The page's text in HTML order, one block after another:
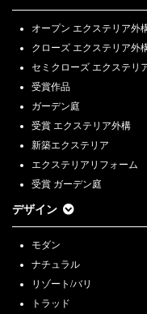
【近畿エリア限定】あなた
2024.1.8
【首都圏】ショールームに
2024.1.1
新年外構とお庭の相談会 1/
1/21（日）【首都圏】
2023.12.27
【2023-2024 】年末年始休業
2023.12.22
～1/20（土）【近畿エリア限
第10回JEG(住宅8社エクス
2023 受賞のご報告
オープン エクステリア外
クローズ エクステリア外
セミクローズ エクステリ
受賞作品
ガーデン庭
受賞 エクステリア外構
新築エクステリア
エクステリアリフォーム
受賞 ガーデン庭
デザイン
モダン
ナチュラル
リゾート/バリ
トラッド